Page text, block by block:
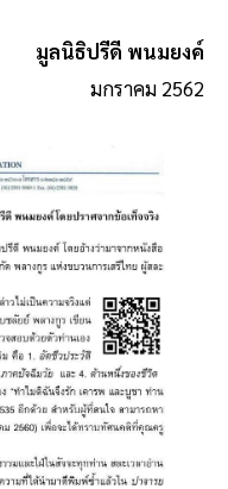
มูลนิธิปรีดี พนมยงค์
มกราคม 2562